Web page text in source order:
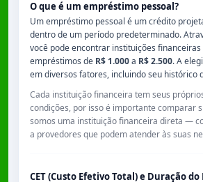
O que é um empréstimo pessoal?
Um empréstimo pessoal é um crédito
dentro de um período predeterminado.
você pode encontrar instituições
empréstimos de R$ 1.000a R$ 2.500. A
em diversos fatores, incluindo seu histórico
Cada instituição financeira tem seus
condições, por isso é importante comparar
somos uma instituição financeira direta —
a provedores que podem atender às suas
CET (Custo Efetivo Total) e Duração